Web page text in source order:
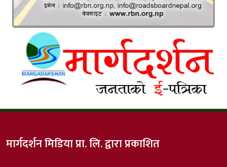
मार्गदर्शन मिडिया प्रा. लि. द्वारा प्रकाशित